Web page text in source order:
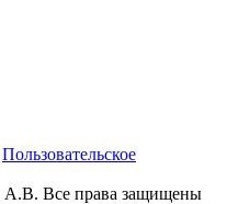
Пользовательское
Все права защищены